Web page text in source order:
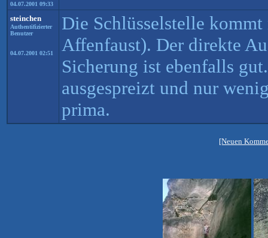
04.07.2001 09:33
steinchen
Authentifizierter
Benutzer
04.07.2001 02:51
Die Schlüsselstelle
Affenfaust). Der direkte
Sicherung ist ebenfalls
ausgespreizt und nur
prima.
[Neuen